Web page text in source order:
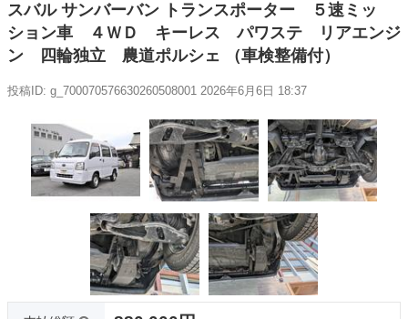
スバル サンバーバン トランスポーター ５速ミッ
ション車 ４ＷＤ キーレス パワステ リアエンジ
ン 四輪独立 農道ポルシェ （車検整備付）
投稿ID: g_700070576630260508001 2026年6月6日 18:37